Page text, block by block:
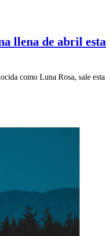
llena de abril esta
como Luna Rosa, sale esta